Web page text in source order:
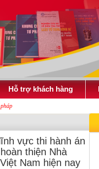
Hỗ trợ khách hàng
vực thi hành án
thiện Nhà
Nam hiện nay